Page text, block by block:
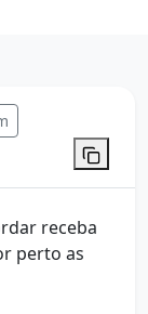
receba
perto as